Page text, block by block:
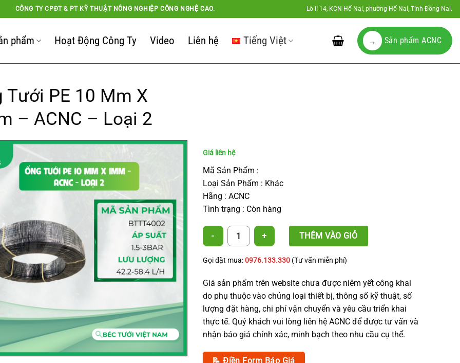
CÔNG TY CPĐT & PT KỸ THUẬT NÔNG NGHIỆP CÔNG NGHỆ CAO. Lô II-14, KCN Hố Nai, phường Hố Nai, Tỉnh Đồng Nai.
phẩm Hoạt Động Công Ty Video Liên hệ Tiếng Việt → Sản phẩm ACNC
Tưới PE 10 Mm X
– ACNC – Loại 2
Mã Sản Phẩm :
Loại Sản Phẩm : Khác
Hãng : ACNC
Tình trạng : Còn hàng
Ống tưới PE 10 mm x 1mm - ACNC - Loại 2 số lượng
THÊM VÀO GIỎ
Gọi đặt mua:0976.133.330(Tư vấn miễn phí)
Giá sản phẩm trên website chưa được niêm yết công khai
do phụ thuộc vào chủng loại thiết bị, thông số kỹ thuật, số
lượng đặt hàng, chi phí vận chuyển và yêu cầu triển khai
thực tế. Quý khách vui lòng liên hệ ACNC để được tư vấn và
nhận báo giá chính xác, minh bạch theo nhu cầu cụ thể.
📝 Điền Form Báo Giá